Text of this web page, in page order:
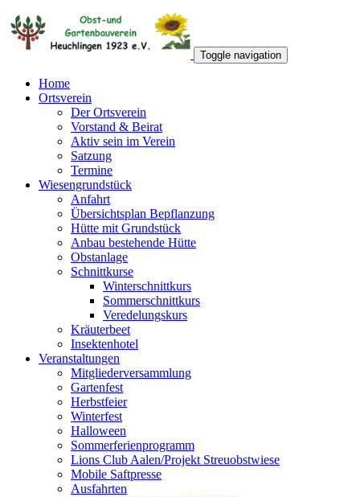
Toggle navigation
Home
Ortsverein
Der Ortsverein
Vorstand & Beirat
Aktiv sein im Verein
Satzung
Termine
Wiesengrundstück
Anfahrt
Übersichtsplan Bepflanzung
Hütte mit Grundstück
Anbau bestehende Hütte
Obstanlage
Schnittkurse
Winterschnittkurs
Sommerschnittkurs
Veredelungskurs
Kräuterbeet
Insektenhotel
Veranstaltungen
Mitgliederversammlung
Gartenfest
Herbstfeier
Winterfest
Halloween
Sommerferienprogramm
Lions Club Aalen/Projekt Streuobstwiese
Mobile Saftpresse
Ausfahrten